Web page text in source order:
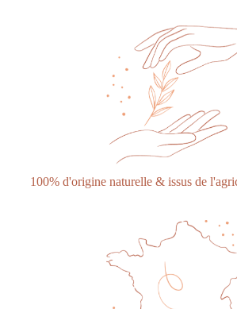
100% d'origine naturelle & issus de